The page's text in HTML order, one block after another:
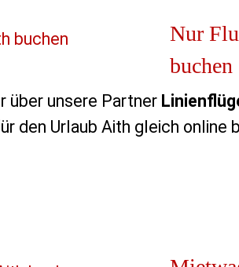
Nur
buchen
über unsere Partner
den Urlaub Aith gleich online